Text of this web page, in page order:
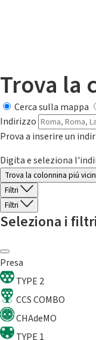
Trova la
Cerca sulla mappa
Indirizzo
Prova a inserire un
Digita e seleziona
Trova la colonnina piú
Filtri
Filtri
Seleziona i filtri
Presa
TYPE 2
CCS COMBO
CHAdeMO
TYPE 1